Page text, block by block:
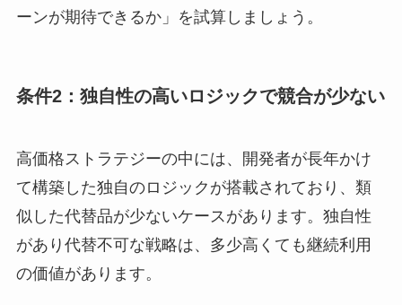
ーンが期待できるか」を試算しましょう。
条件2：独自性の高いロジックで競合が少ない
高価格ストラテジーの中には、開発者が長年かけ
て構築した独自のロジックが搭載されており、類
似した代替品が少ないケースがあります。独自性
があり代替不可な戦略は、多少高くても継続利用
の価値があります。